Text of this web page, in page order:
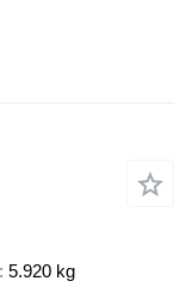
5.920 kg